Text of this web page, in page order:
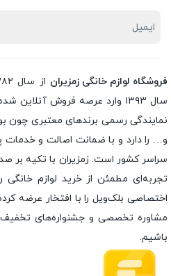
فروشگاه لوازم خانگی زمزیران
سال ۱۳۹۳ وارد عرصه فروش
نمایندگی رسمی برندهای معتبری چون
و… را دارد و با ضمانت اصالت و
سراسر کشور است. زمزیران با تکیه بر
تجربه‌ای مطمئن از خرید لوازم خانگی
اختصاصی بلک‌ویل را با افتخار عرضه
مشاوره تخصصی و جشنواره‌های
باشیم.